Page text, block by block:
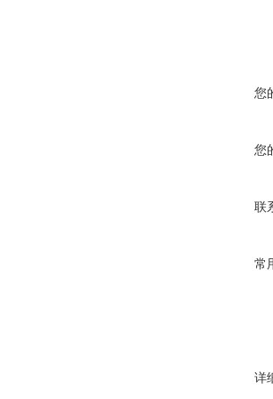
您
您
联
常
详